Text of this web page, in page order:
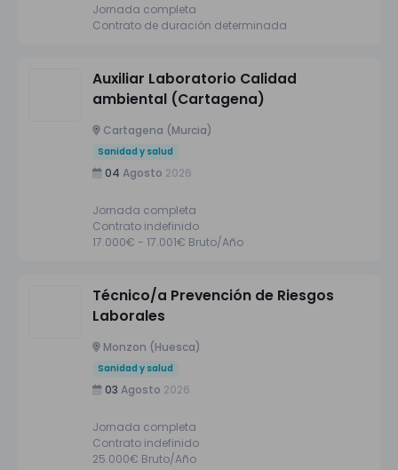
Jornada completa
Contrato de duración determinada
Auxiliar Laboratorio Calidad
ambiental (Cartagena)
Cartagena (Murcia)
Sanidad y salud
04 Agosto 2026
Jornada completa
Contrato indefinido
17.000€ - 17.001€ Bruto/Año
Técnico/a Prevención de Riesgos
Laborales
Monzon (Huesca)
Sanidad y salud
03 Agosto 2026
Jornada completa
Contrato indefinido
25.000€ Bruto/Año